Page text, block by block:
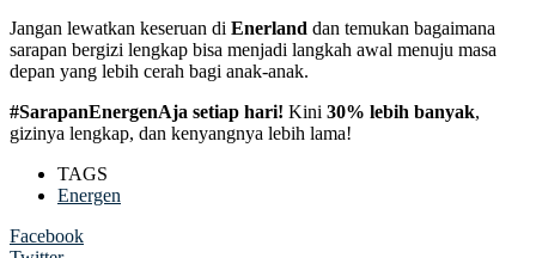
Jangan lewatkan keseruan di Enerland dan temukan bagaimana
sarapan bergizi lengkap bisa menjadi langkah awal menuju masa
depan yang lebih cerah bagi anak-anak.
#SarapanEnergenAja setiap hari! Kini 30% lebih banyak,
gizinya lengkap, dan kenyangnya lebih lama!
TAGS
Energen
Facebook